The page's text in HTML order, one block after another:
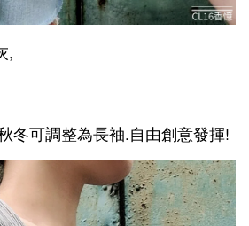
,
冬可調整為長袖.自由創意發揮!